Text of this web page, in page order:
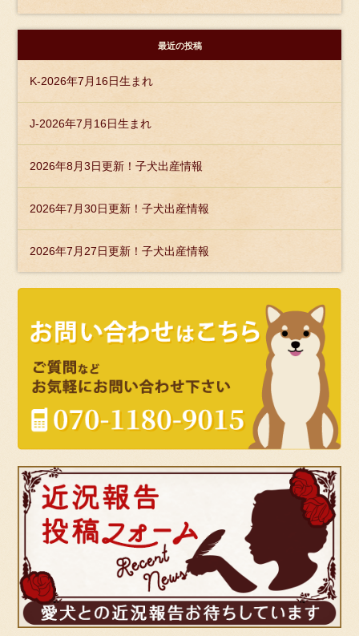
最近の投稿
K-2026年7月16日生まれ
J-2026年7月16日生まれ
2026年8月3日更新！子犬出産情報
2026年7月30日更新！子犬出産情報
2026年7月27日更新！子犬出産情報